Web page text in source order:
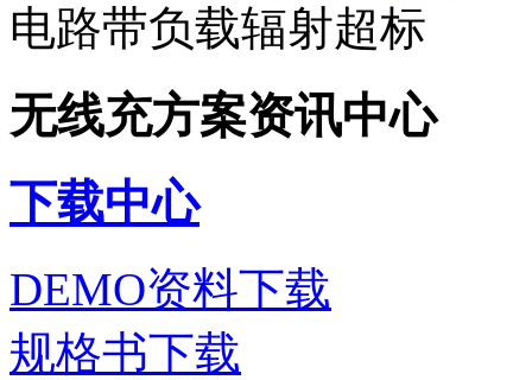
电路带负载辐射超标
无线充方案资讯中心
下载中心
DEMO资料下载
规格书下载